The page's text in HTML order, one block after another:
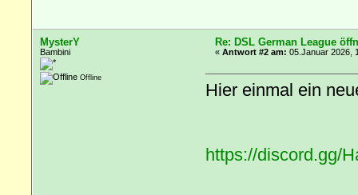
MysterY
Bambini
Offline
Re: DSL German League
«Antwort #2 am: 05.Januar 2026,
Hier einmal ein
https://discord.gg/